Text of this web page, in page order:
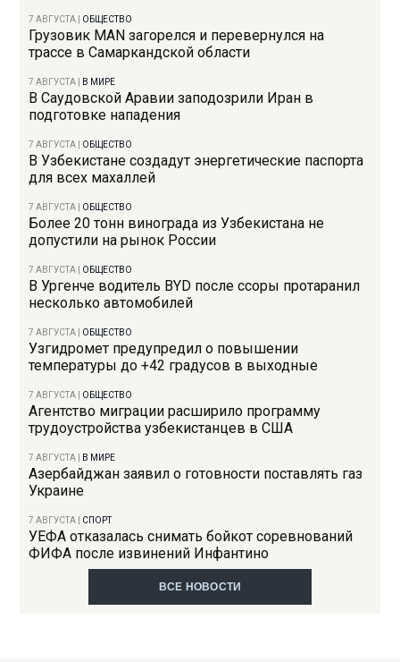
7 АВГУСТА ОБЩЕСТВО
Грузовик MAN загорелся и перевернулся на
трассе в Самаркандской области
7 АВГУСТА В МИРЕ
В Саудовской Аравии заподозрили Иран в
подготовке нападения
7 АВГУСТА ОБЩЕСТВО
В Узбекистане создадут энергетические паспорта
для всех махаллей
7 АВГУСТА ОБЩЕСТВО
Более 20 тонн винограда из Узбекистана не
допустили на рынок России
7 АВГУСТА ОБЩЕСТВО
В Ургенче водитель BYD после ссоры протаранил
несколько автомобилей
7 АВГУСТА ОБЩЕСТВО
Узгидромет предупредил о повышении
температуры до +42 градусов в выходные
7 АВГУСТА ОБЩЕСТВО
Агентство миграции расширило программу
трудоустройства узбекистанцев в США
7 АВГУСТА В МИРЕ
Азербайджан заявил о готовности поставлять газ
Украине
7 АВГУСТА СПОРТ
УЕФА отказалась снимать бойкот соревнований
ФИФА после извинений Инфантино
ВСЕ НОВОСТИ